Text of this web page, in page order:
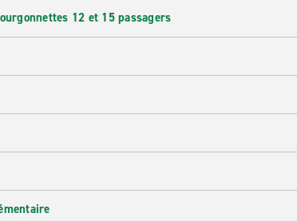
12 et 15 passagers